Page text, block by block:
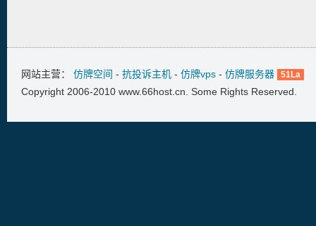
网站主营： 仿牌空间 - 抗投诉主机 - 仿牌vps - 仿牌服务器 51La
Copyright 2006-2010 www.66host.cn. Some Rights Reserved.